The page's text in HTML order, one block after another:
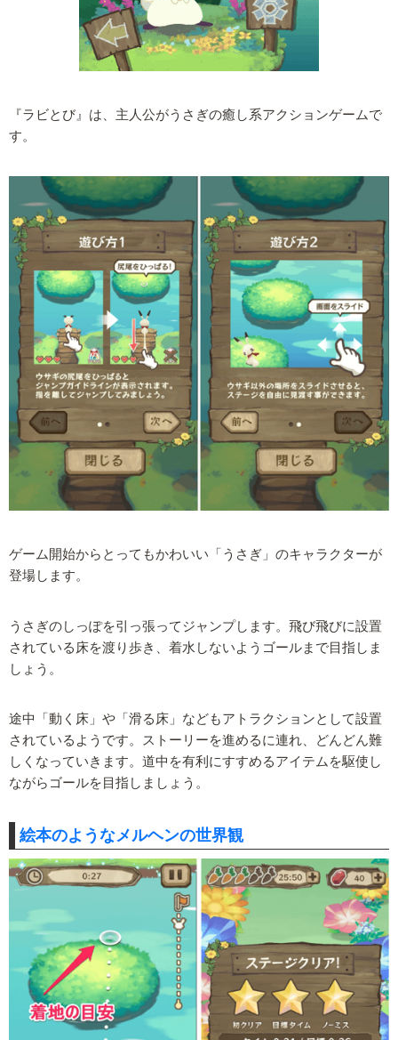
『ラビとび』は、主人公がうさぎの癒し系アクションゲームで
す。
ゲーム開始からとってもかわいい「うさぎ」のキャラクターが
登場します。
うさぎのしっぽを引っ張ってジャンプします。飛び飛びに設置
されている床を渡り歩き、着水しないようゴールまで目指しま
しょう。
途中「動く床」や「滑る床」などもアトラクションとして設置
されているようです。ストーリーを進めるに連れ、どんどん難
しくなっていきます。道中を有利にすすめるアイテムを駆使し
ながらゴールを目指しましょう。
絵本のようなメルヘンの世界観